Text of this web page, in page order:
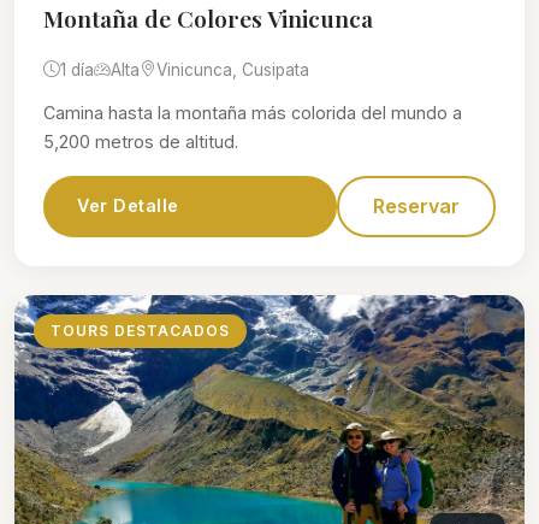
Montaña de Colores Vinicunca
1 día Alta Vinicunca, Cusipata
Camina hasta la montaña más colorida del mundo a
5,200 metros de altitud.
Ver Detalle Reservar
TOURS DESTACADOS